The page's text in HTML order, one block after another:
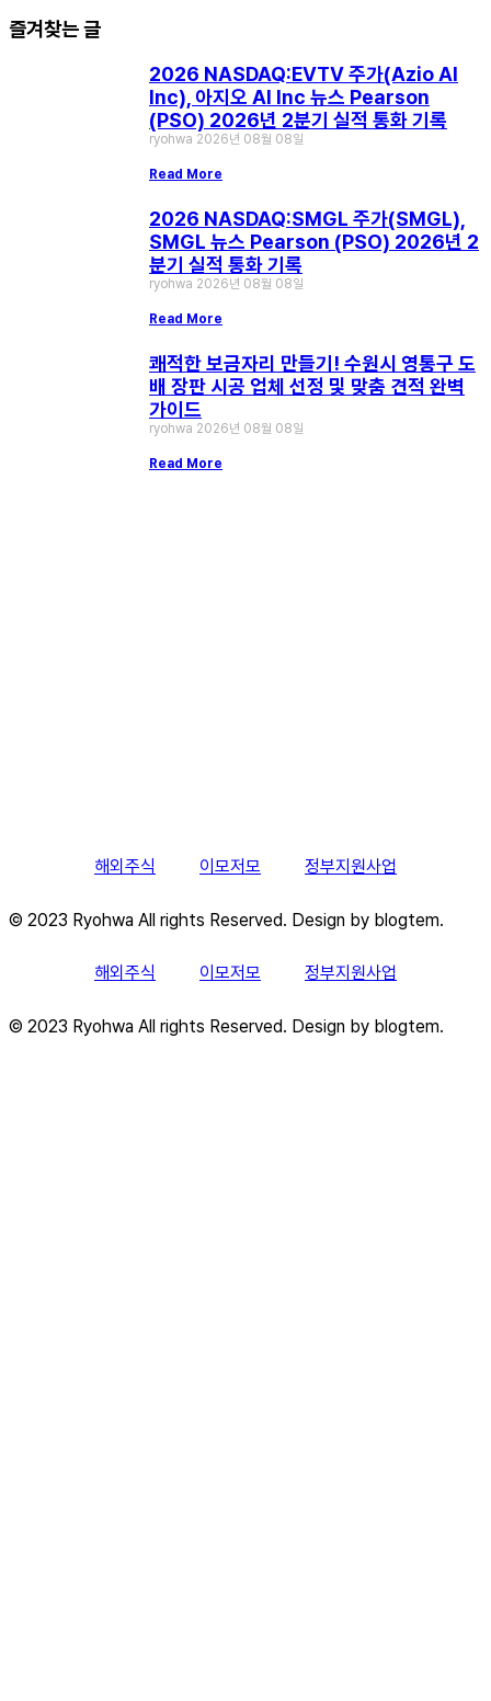
즐겨찾는 글
2026 NASDAQ:EVTV 주가(Azio AI
Inc), 아지오 AI Inc 뉴스 Pearson
(PSO) 2026년 2분기 실적 통화 기록
ryohwa 2026년 08월 08일
Read More
2026 NASDAQ:SMGL 주가(SMGL),
SMGL 뉴스 Pearson (PSO) 2026년 2
분기 실적 통화 기록
ryohwa 2026년 08월 08일
Read More
쾌적한 보금자리 만들기! 수원시 영통구 도
배 장판 시공 업체 선정 및 맞춤 견적 완벽
가이드
ryohwa 2026년 08월 08일
Read More
해외주식 이모저모 정부지원사업
© 2023 Ryohwa All rights Reserved. Design by blogtem.
해외주식 이모저모 정부지원사업
© 2023 Ryohwa All rights Reserved. Design by blogtem.